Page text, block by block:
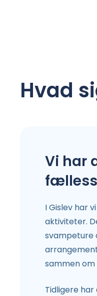
Hvad
Vi har
I Gislev har
aktiviteter.
svampeture
sammen
Tidligere